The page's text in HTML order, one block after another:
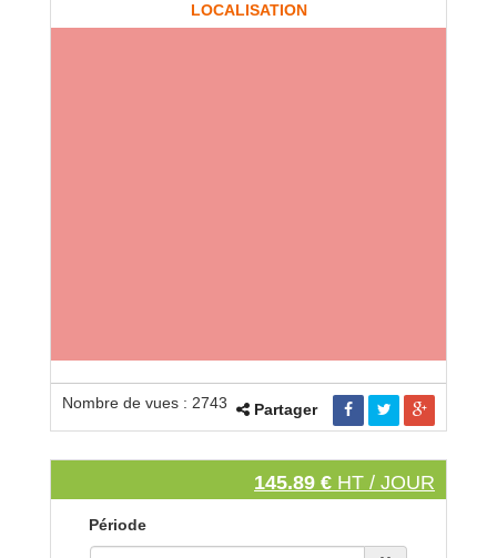
LOCALISATION
Nombre de vues : 2743 Partager
145.89 € HT / JOUR
Période